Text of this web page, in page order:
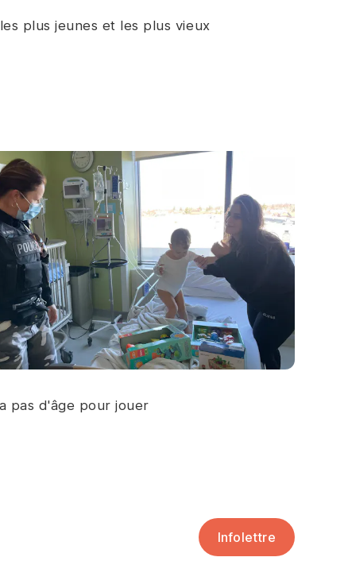
plus jeunes et les plus vieux
pas d'âge pour jouer
Infolettre